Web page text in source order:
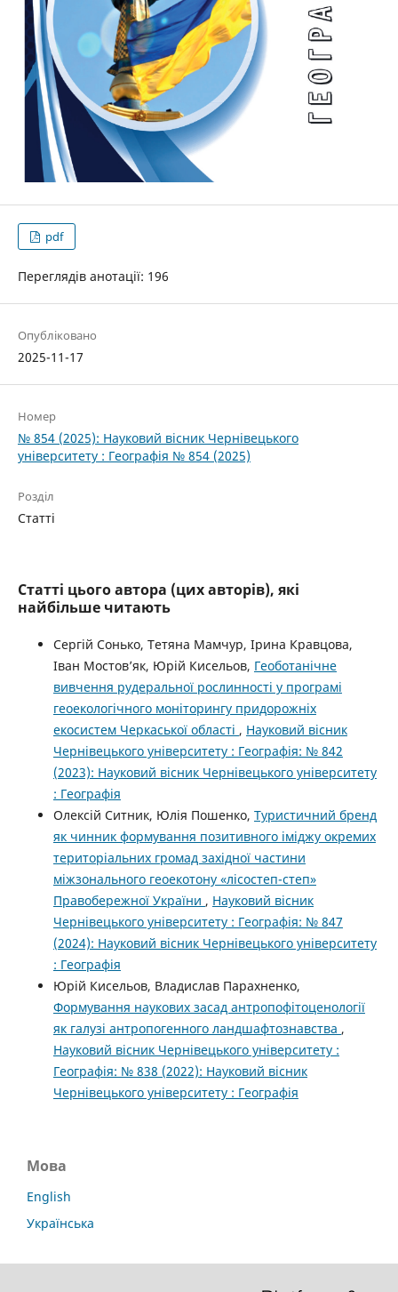
pdf
Переглядів анотації: 196
Опубліковано
2025-11-17
Номер
№ 854 (2025): Науковий вісник Чернівецького
університету : Географія № 854 (2025)
Розділ
Статті
Статті цього автора (цих авторів), які
найбільше читають
Сергій Сонько, Тетяна Мамчур, Ірина Кравцова,
Іван Мостов’як, Юрій Кисельов, Геоботанічне
вивчення рудеральної рослинності у програмі
геоекологічного моніторингу придорожніх
екосистем Черкаської області , Науковий вісник
Чернівецького університету : Географія: № 842
(2023): Науковий вісник Чернівецького університету
: Географія
Олексій Ситник, Юлія Пошенко, Туристичний бренд
як чинник формування позитивного іміджу окремих
територіальних громад західної частини
міжзонального геоекотону «лісостеп-степ»
Правобережної України , Науковий вісник
Чернівецького університету : Географія: № 847
(2024): Науковий вісник Чернівецького університету
: Географія
Юрій Кисельов, Владислав Парахненко,
Формування наукових засад антропофітоценології
як галузі антропогенного ландшафтознавства ,
Науковий вісник Чернівецького університету :
Географія: № 838 (2022): Науковий вісник
Чернівецького університету : Географія
Мова
English
Українська